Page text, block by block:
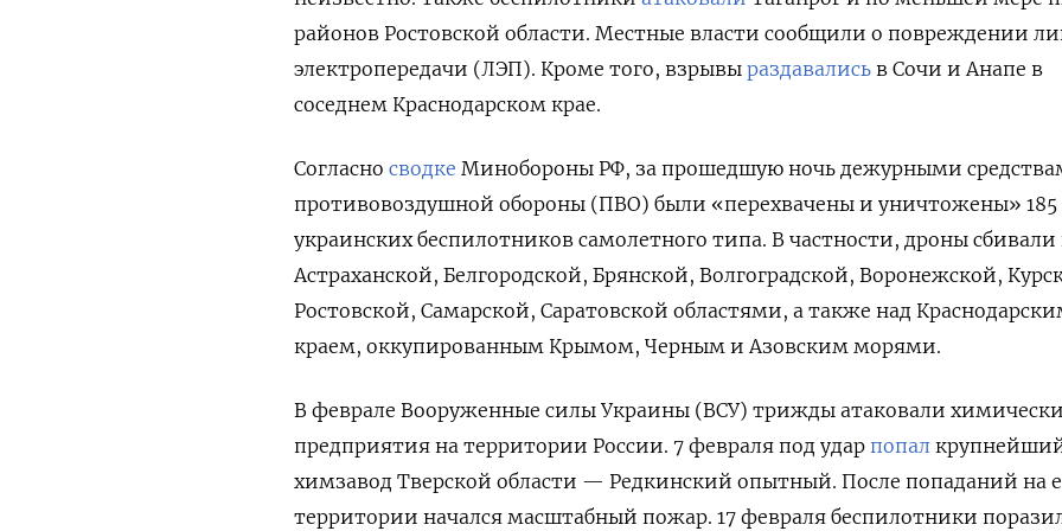
районов Ростовской области. Местные власти сообщили о повреждении
электропередачи (ЛЭП). Кроме того, взрывы раздавались в Сочи и Анапе в
соседнем Краснодарском крае.
Согласно сводке Минобороны РФ, за прошедшую ночь дежурными
противовоздушной обороны (ПВО) были «перехвачены и уничтожены» 185
украинских беспилотников самолетного типа. В частности, дроны сбивали
Астраханской, Белгородской, Брянской, Волгоградской, Воронежской,
Ростовской, Самарской, Саратовской областями, а также над
краем, оккупированным Крымом, Черным и Азовским морями.
В феврале Вооруженные силы Украины (ВСУ) трижды атаковали
предприятия на территории России. 7 февраля под удар попал
химзавод Тверской области — Редкинский опытный. После попаданий на
территории начался масштабный пожар. 17 февраля беспилотники